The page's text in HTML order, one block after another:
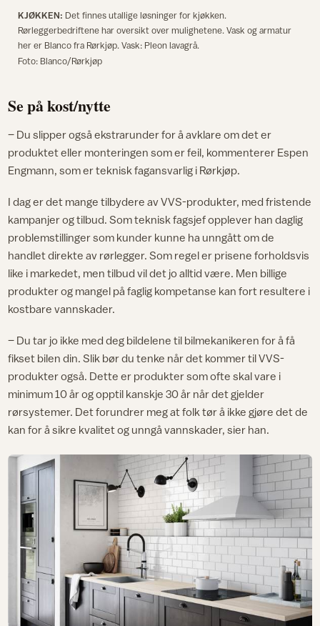
KJØKKEN: Det finnes utallige løsninger for kjøkken.
Rørleggerbedriftene har oversikt over mulighetene. Vask og armatur
her er Blanco fra Rørkjøp. Vask: Pleon lavagrå.
Foto: Blanco/Rørkjøp
Se på kost/nytte
– Du slipper også ekstrarunder for å avklare om det er
produktet eller monteringen som er feil, kommenterer Espen
Engmann, som er teknisk fagansvarlig i Rørkjøp.
I dag er det mange tilbydere av VVS-produkter, med fristende
kampanjer og tilbud. Som teknisk fagsjef opplever han daglig
problemstillinger som kunder kunne ha unngått om de
handlet direkte av rørlegger. Som regel er prisene forholdsvis
like i markedet, men tilbud vil det jo alltid være. Men billige
produkter og mangel på faglig kompetanse kan fort resultere i
kostbare vannskader.
– Du tar jo ikke med deg bildelene til bilmekanikeren for å få
fikset bilen din. Slik bør du tenke når det kommer til VVS-
produkter også. Dette er produkter som ofte skal vare i
minimum 10 år og opptil kanskje 30 år når det gjelder
rørsystemer. Det forundrer meg at folk tør å ikke gjøre det de
kan for å sikre kvalitet og unngå vannskader, sier han.